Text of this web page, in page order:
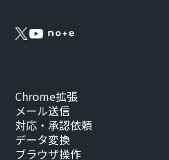
Chrome拡張
メール送信
対応・承認依頼
データ変換
ブラウザ操作